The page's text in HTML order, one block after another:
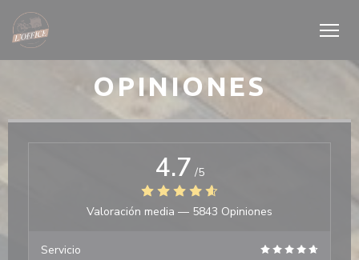
Personalización de sus opciones de cookies
OPINIONES
4.7 /5
Valoración media — 5843 Opiniones
Servicio